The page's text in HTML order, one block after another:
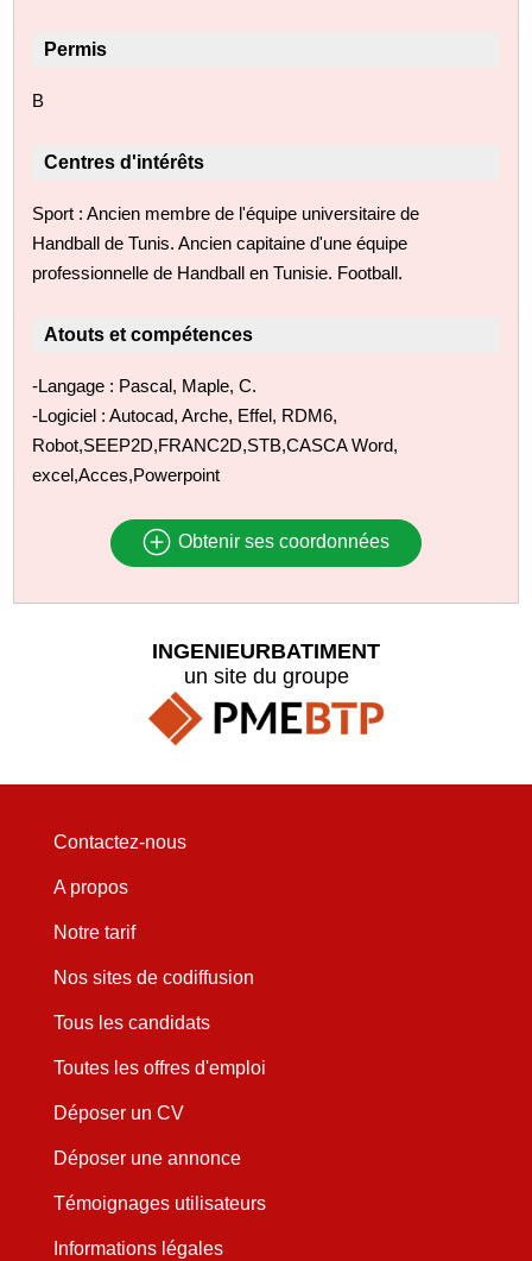
Permis
B
Centres d'intérêts
Sport : Ancien membre de l'équipe universitaire de
Handball de Tunis. Ancien capitaine d'une équipe
professionnelle de Handball en Tunisie. Football.
Atouts et compétences
-Langage : Pascal, Maple, C.
-Logiciel : Autocad, Arche, Effel, RDM6,
Robot,SEEP2D,FRANC2D,STB,CASCA Word,
excel,Acces,Powerpoint
Obtenir ses coordonnées
INGENIEURBATIMENT
un site du groupe
Contactez-nous
A propos
Notre tarif
Nos sites de codiffusion
Tous les candidats
Toutes les offres d'emploi
Déposer un CV
Déposer une annonce
Témoignages utilisateurs
Informations légales